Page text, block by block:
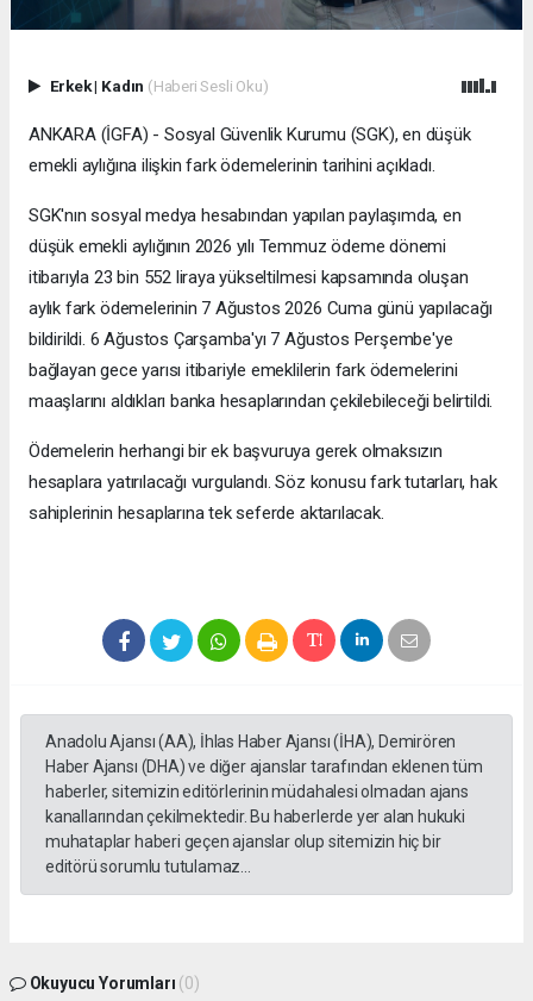
Erkek| Kadın (Haberi Sesli Oku)
ANKARA (İGFA) - Sosyal Güvenlik Kurumu (SGK), en düşük
emekli aylığına ilişkin fark ödemelerinin tarihini açıkladı.
SGK'nın sosyal medya hesabından yapılan paylaşımda, en
düşük emekli aylığının 2026 yılı Temmuz ödeme dönemi
itibarıyla 23 bin 552 liraya yükseltilmesi kapsamında oluşan
aylık fark ödemelerinin 7 Ağustos 2026 Cuma günü yapılacağı
bildirildi. 6 Ağustos Çarşamba'yı 7 Ağustos Perşembe'ye
bağlayan gece yarısı itibariyle emeklilerin fark ödemelerini
maaşlarını aldıkları banka hesaplarından çekilebileceği belirtildi.
Ödemelerin herhangi bir ek başvuruya gerek olmaksızın
hesaplara yatırılacağı vurgulandı. Söz konusu fark tutarları, hak
sahiplerinin hesaplarına tek seferde aktarılacak.
Anadolu Ajansı (AA), İhlas Haber Ajansı (İHA), Demirören
Haber Ajansı (DHA) ve diğer ajanslar tarafından eklenen tüm
haberler, sitemizin editörlerinin müdahalesi olmadan ajans
kanallarından çekilmektedir. Bu haberlerde yer alan hukuki
muhataplar haberi geçen ajanslar olup sitemizin hiç bir
editörü sorumlu tutulamaz...
Okuyucu Yorumları (0)